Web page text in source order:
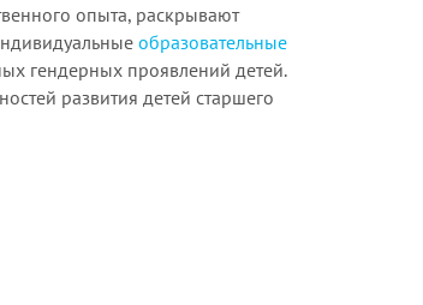
опыта, раскрывают
образовательные
гендерных проявлений детей.
развития детей старшего